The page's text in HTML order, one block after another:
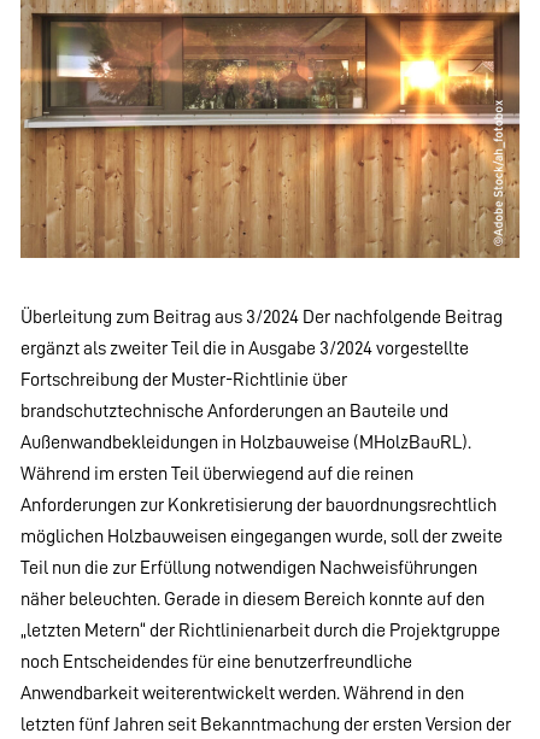
Überleitung zum Beitrag aus 3/2024 Der nachfolgende Beitrag
ergänzt als zweiter Teil die in Ausgabe 3/2024 vorgestellte
Fortschreibung der Muster-Richtlinie über
brandschutztechnische Anforderungen an Bauteile und
Außenwandbekleidungen in Holzbauweise (MHolzBauRL).
Während im ersten Teil überwiegend auf die reinen
Anforderungen zur Konkretisierung der bauordnungsrechtlich
möglichen Holzbauweisen eingegangen wurde, soll der zweite
Teil nun die zur Erfüllung notwendigen Nachweisführungen
näher beleuchten. Gerade in diesem Bereich konnte auf den
„letzten Metern“ der Richtlinienarbeit durch die Projektgruppe
noch Entscheidendes für eine benutzerfreundliche
Anwendbarkeit weiterentwickelt werden. Während in den
letzten fünf Jahren seit Bekanntmachung der ersten Version der